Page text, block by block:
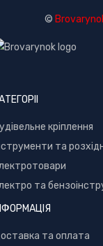
©
кріплення
та
та
та оплата